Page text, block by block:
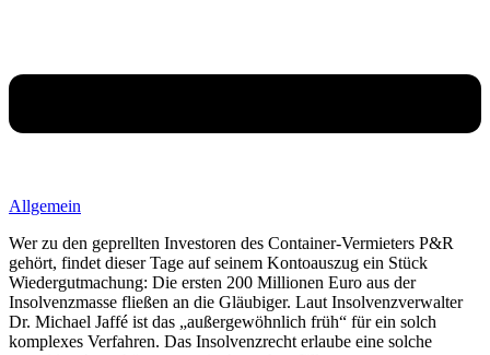
Allgemein
Wer zu den geprellten Investoren des Container-Vermieters P&R
gehört, findet dieser Tage auf seinem Kontoauszug ein Stück
Wiedergutmachung: Die ersten 200 Millionen Euro aus der
Insolvenzmasse fließen an die Gläubiger. Laut Insolvenzverwalter
Dr. Michael Jaffé ist das „außergewöhnlich früh“ für ein solch
komplexes Verfahren. Das Insolvenzrecht erlaube eine solche